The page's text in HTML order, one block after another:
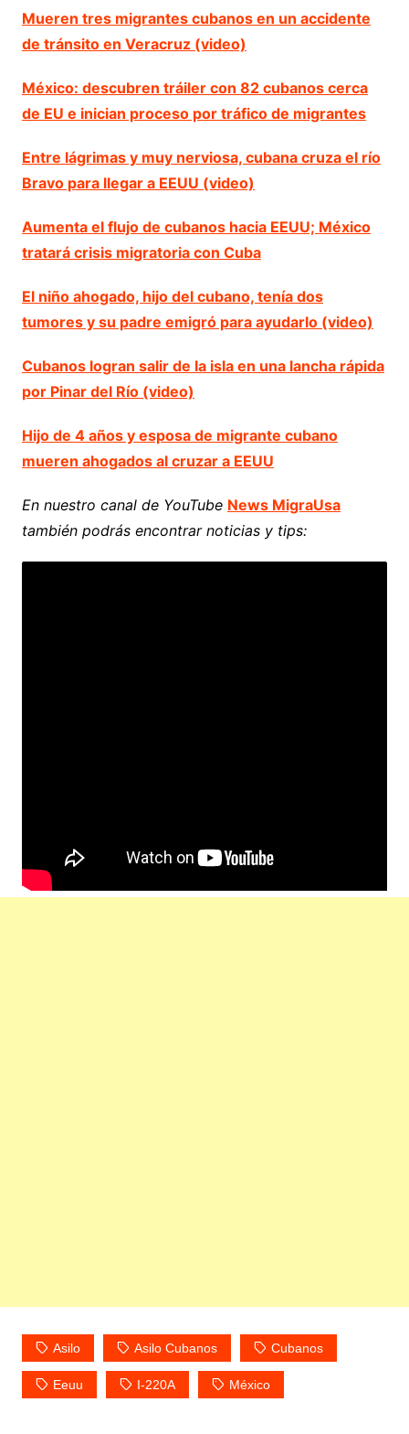
Mueren tres migrantes cubanos en un accidente
de tránsito en Veracruz (video)
México: descubren tráiler con 82 cubanos cerca
de EU e inician proceso por tráfico de migrantes
Entre lágrimas y muy nerviosa, cubana cruza el río
Bravo para llegar a EEUU (video)
Aumenta el flujo de cubanos hacia EEUU; México
tratará crisis migratoria con Cuba
El niño ahogado, hijo del cubano, tenía dos
tumores y su padre emigró para ayudarlo (video)
Cubanos logran salir de la isla en una lancha rápida
por Pinar del Río (video)
Hijo de 4 años y esposa de migrante cubano
mueren ahogados al cruzar a EEUU
En nuestro canal de YouTube News MigraUsa
también podrás encontrar noticias y tips:
Asilo Asilo Cubanos Cubanos
Eeuu I-220A México